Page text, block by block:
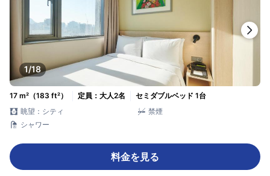
1/18
17 m²（183 ft²） 定員：大人2名
セミダブルベッド 1台
眺望：シティ
禁煙
シャワー
料金を見る